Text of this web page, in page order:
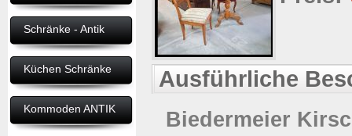
Schränke - Antik
Küchen Schränke
Kommoden ANTIK
Ausführliche
Biedermeier